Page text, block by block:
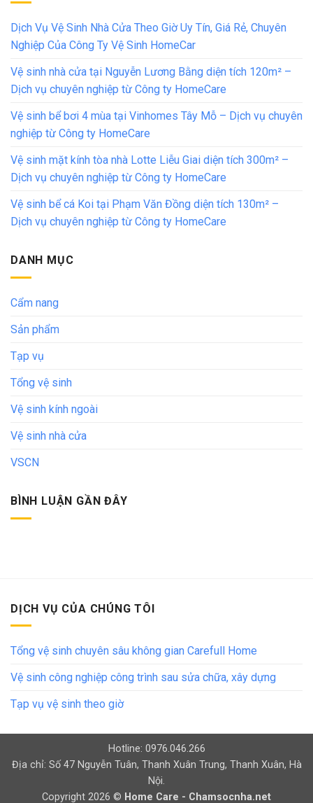
Dịch Vụ Vệ Sinh Nhà Cửa Theo Giờ Uy Tín, Giá Rẻ, Chuyên
Nghiệp Của Công Ty Vệ Sinh HomeCar
Vệ sinh nhà cửa tại Nguyễn Lương Bằng diện tích 120m² –
Dịch vụ chuyên nghiệp từ Công ty HomeCare
Vệ sinh bể bơi 4 mùa tại Vinhomes Tây Mỗ – Dịch vụ chuyên
nghiệp từ Công ty HomeCare
Vệ sinh mặt kính tòa nhà Lotte Liễu Giai diện tích 300m² –
Dịch vụ chuyên nghiệp từ Công ty HomeCare
Vệ sinh bể cá Koi tại Phạm Văn Đồng diện tích 130m² –
Dịch vụ chuyên nghiệp từ Công ty HomeCare
DANH MỤC
Cẩm nang
Sản phẩm
Tạp vụ
Tổng vệ sinh
Vệ sinh kính ngoài
Vệ sinh nhà cửa
VSCN
BÌNH LUẬN GẦN ĐÂY
DỊCH VỤ CỦA CHÚNG TÔI
Tổng vệ sinh chuyên sâu không gian Carefull Home
Vệ sinh công nghiệp công trình sau sửa chữa, xây dựng
Tạp vụ vệ sinh theo giờ
Hotline: 0976.046.266
Địa chỉ: Số 47 Nguyễn Tuân, Thanh Xuân Trung, Thanh Xuân, Hà
Nội.
Copyright 2026 © Home Care - Chamsocnha.net